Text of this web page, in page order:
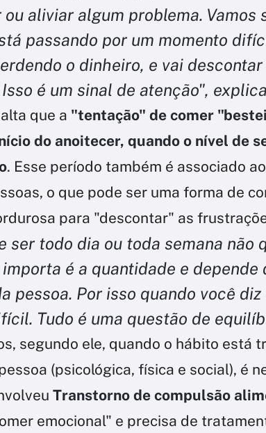
aliviar algum problema. Vamos
passando por um momento
o dinheiro, e vai
é um sinal de atenção",
que a "tentação" de comer
do anoitecer, quando o nível de
. Esse período também é associado
o que pode ser uma forma de
para "descontar" as
ser todo dia ou toda semana não
é a quantidade e depende
pessoa. Por isso quando você
Tudo é uma questão de
segundo ele, quando o hábito está
(psicológica, física e social), é
Transtorno de compulsão
emocional" e precisa de